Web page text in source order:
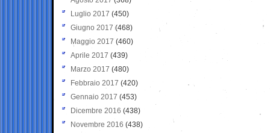
Luglio 2017 (450)
Giugno 2017 (468)
Maggio 2017 (460)
Aprile 2017 (439)
Marzo 2017 (480)
Febbraio 2017 (420)
Gennaio 2017 (453)
Dicembre 2016 (438)
Novembre 2016 (438)